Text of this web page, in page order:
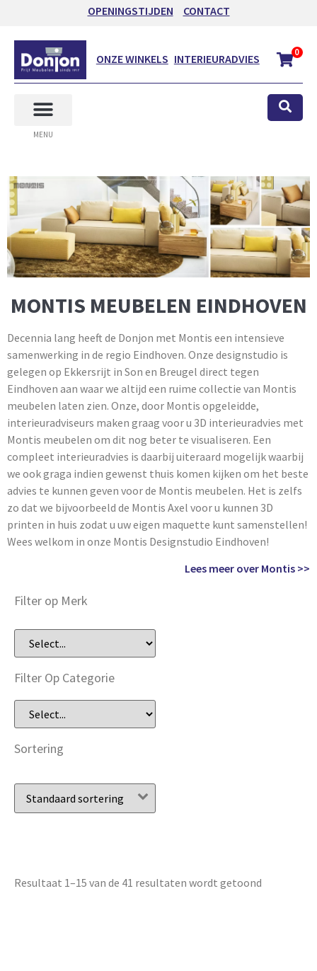
OPENINGSTIJDEN CONTACT
ONZE WINKELS INTERIEURADVIES 0
MENU
MONTIS MEUBELEN EINDHOVEN
Decennia lang heeft de Donjon met Montis een intensieve
samenwerking in de regio Eindhoven. Onze designstudio is
gelegen op Ekkersrijt in Son en Breugel direct tegen
Eindhoven aan waar we altijd een ruime collectie van Montis
meubelen laten zien. Onze, door Montis opgeleidde,
interieuradviseurs maken graag voor u 3D interieuradvies met
Montis meubelen om dit nog beter te visualiseren. Een
compleet interieuradvies is daarbij uiteraard mogelijk waarbij
we ook graga indien gewenst thuis komen kijken om het beste
advies te kunnen geven voor de Montis meubelen. Het is zelfs
zo dat we bijvoorbeeld de Montis Axel voor u kunnen 3D
printen in huis zodat u uw eigen maquette kunt samenstellen!
Wees welkom in onze Montis Designstudio Eindhoven!
Lees meer over Montis >>
Filter op Merk
Filter Op Categorie
Sortering
Resultaat 1–15 van de 41 resultaten wordt getoond